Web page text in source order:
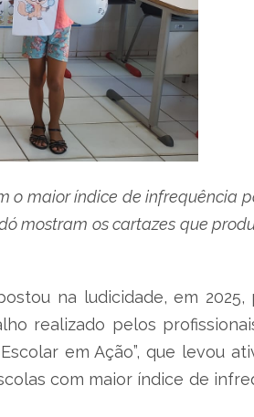
o maior índice de infrequência
mostram os cartazes que
na ludicidade, em
realizado pelos
em Ação”, que levou
com maior índice de